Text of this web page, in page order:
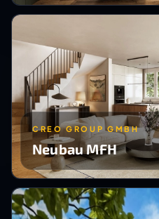
CREO GROUP GMBH
Neubau MFH